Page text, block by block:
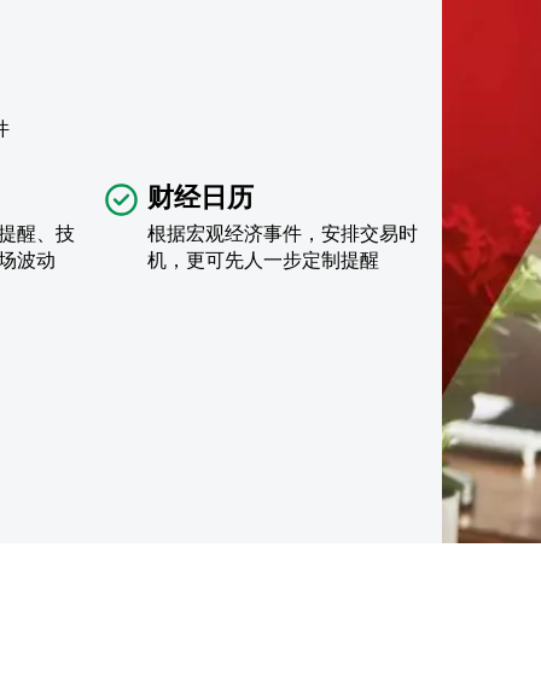
醒、技
波动
财经日历
根据宏观经济事件，安排交易时
机，更可先人一步定制提醒